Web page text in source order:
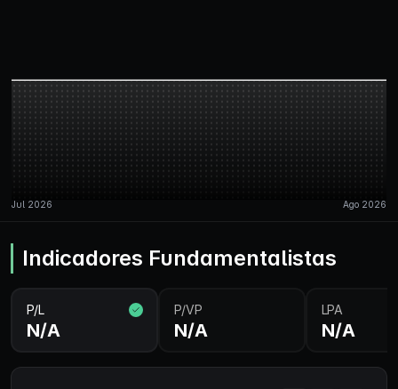
Indicadores Fundamentalistas
P/L
N/A
P/VP
N/A
LPA
N/A